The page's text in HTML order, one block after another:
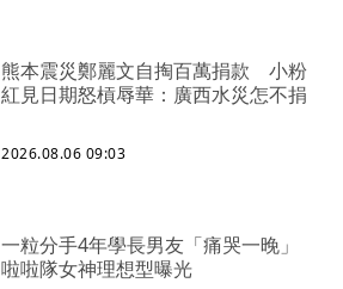
熊本震災鄭麗文自掏百萬捐款 小粉
紅見日期怒槓辱華：廣西水災怎不捐
2026.08.06 09:03
一粒分手4年學長男友「痛哭一晚」
啦啦隊女神理想型曝光